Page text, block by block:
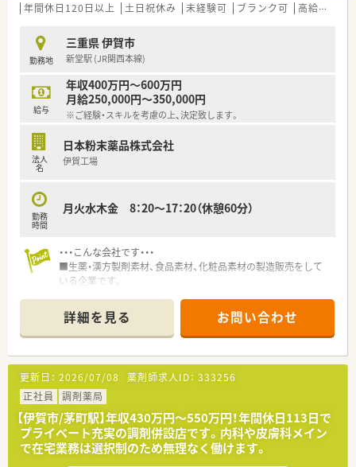
年間休日120日以上 土日祝休み 未経験可 ブランク可 高給与(600万円以上)
勤務地
三重県 伊賀市
新堂駅 (JR関西本線)
給与
年収400万円～600万円
月給250,000円～350,000円
※ご経験・スキルを考慮の上、決定致します。
法人
名
日本粉末薬品株式会社
伊賀工場
勤務
時間
月火水木金 8：20～17：20（休憩60分）
・・・こんな会社です・・・
■生薬・漢方製剤素材、食品素材、化粧品素材の製造販売をして
いる企業です。
された天然素材を安定供給しています。年間1,000品目以上を製
造し、多種多様な生薬を天然原料の段階から取り扱うことがで
き、選定した原薬が使用された商品が店頭に並ぶのはとてもやり
がいがあります。
■近年では自然志向、健康ブーム、高齢化社会の到来という追い
風を受け、同社が扱う原料は医薬品・健康食品・化粧品業界におい
てなくてはならない存在になっています。
詳細を見る お問い合わせ
更新日： 2026/07/08 薬剤師求人ID： 333256
正社員
調剤薬局
【伊賀市/茅町駅】年収430万円〜550万円！年間休日113日で
プライベート充実の調剤併設店です。内科や皮膚科メイン
で在宅業務は選択制のため無理なく働けます。